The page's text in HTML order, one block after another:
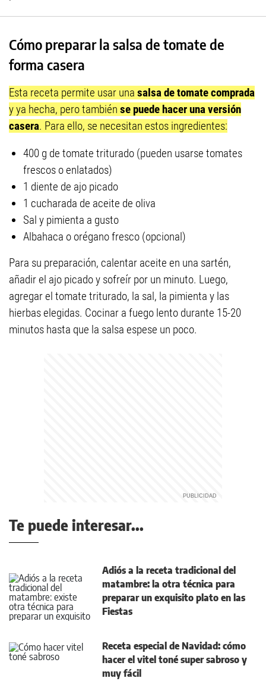
Cómo preparar la salsa de tomate de
forma casera
Esta receta permite usar una salsa de tomate comprada
y ya hecha, pero también se puede hacer una versión
casera. Para ello, se necesitan estos ingredientes:
400 g de tomate triturado (pueden usarse tomates
frescos o enlatados)
1 diente de ajo picado
1 cucharada de aceite de oliva
Sal y pimienta a gusto
Albahaca o orégano fresco (opcional)
Para su preparación, calentar aceite en una sartén,
añadir el ajo picado y sofreír por un minuto. Luego,
agregar el tomate triturado, la sal, la pimienta y las
hierbas elegidas. Cocinar a fuego lento durante 15-20
minutos hasta que la salsa espese un poco.
Te puede interesar...
Adiós a la receta tradicional del
matambre: la otra técnica para
preparar un exquisito plato en las
Fiestas
Receta especial de Navidad: cómo
hacer el vitel toné super sabroso y
muy fácil